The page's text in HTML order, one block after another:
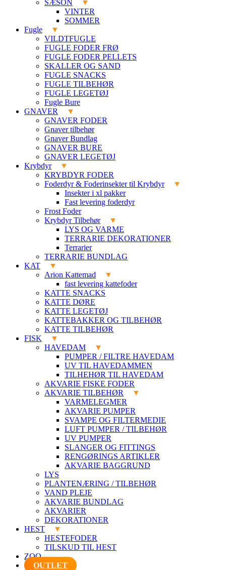
SÆSON
VINTER
SOMMER
Fugle
VILDTFUGLE
FUGLE FODER FRØ
FUGLE FODER PELLETS
SKALLER OG SAND
FUGLE SNACKS
FUGLE TILBEHØR
FUGLE LEGETØJ
Fugle Bure
GNAVER
GNAVER FODER
Gnaver tilbehør
Gnaver Bundlag
GNAVER BURE
GNAVER LEGETØJ
Krybdyr
KRYBDYR FODER
Foderdyr & Foderinsekter til Krybdyr
Insekter i xl pakker
Fast levering foderdyr
Frost Foder
Krybdyr Tilbehør
LYS OG VARME
TERRARIE DEKORATIONER
Terrarier
TERRARIE BUNDLAG
KAT
Arion Kattemad
fast levering kattefoder
KATTE SNACKS
KATTE DØRE
KATTE LEGETØJ
KATTEBAKKER OG TILBEHØR
KATTE TILBEHØR
FISK
HAVEDAM
PUMPER / FILTRE HAVEDAM
UV TIL HAVEDAMMEN
TILHEHØR TIL HAVEDAM
AKVARIE FISKE FODER
AKVARIE TILBEHØR
VARMELEGMER
AKVARIE PUMPER
SVAMPE OG FILTERMEDIE
LUFT PUMPER / TILBEHØR
UV PUMPER
SLANGER OG FITTINGS
RENGØRINGS ARTIKLER
AKVARIE BAGGRUND
LYS
PLANTENÆRING / TILBEHØR
VAND PLEJE
AKVARIE BUNDLAG
AKVARIER
DEKORATIONER
HEST
HESTEFODER
TILSKUD TIL HEST
ZOO
OUTLET